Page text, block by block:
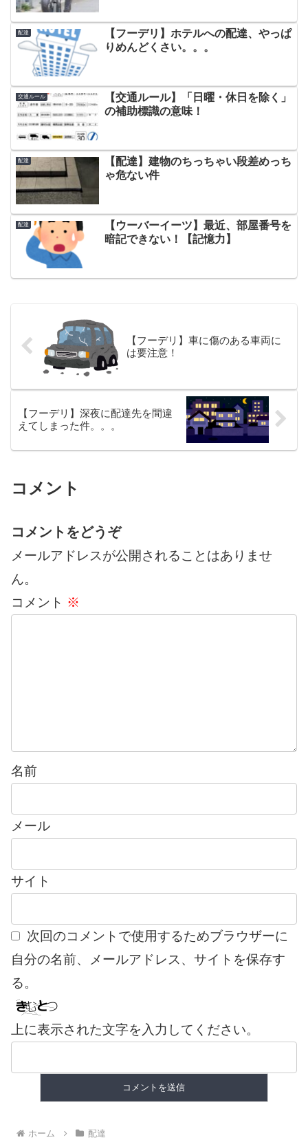
配達
【フーデリ】ホテルへの配達、やっぱ
りめんどくさい。。。
交通ルール
【交通ルール】「日曜・休日を除く」
の補助標識の意味！
配達
【配達】建物のちっちゃい段差めっち
ゃ危ない件
配達
【ウーバーイーツ】最近、部屋番号を
暗記できない！【記憶力】
【フーデリ】車に傷のある車両に
は要注意！
【フーデリ】深夜に配達先を間違
えてしまった件。。。
コメント
コメントをどうぞ
メールアドレスが公開されることはありませ
ん。
コメント ※
名前
メール
サイト
次回のコメントで使用するためブラウザーに
自分の名前、メールアドレス、サイトを保存す
る。
上に表示された文字を入力してください。
ホーム 配達